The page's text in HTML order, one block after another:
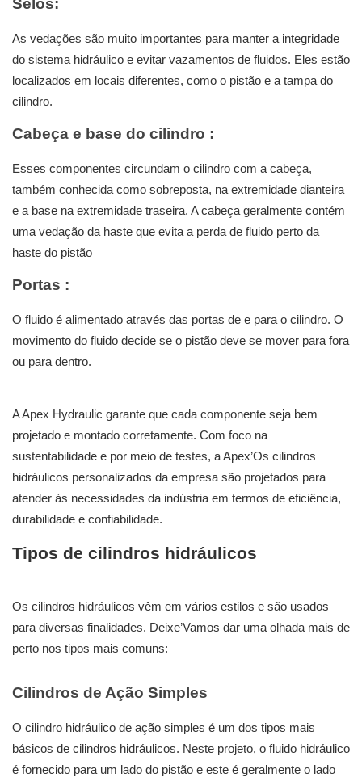
Selos:
As vedações são muito importantes para manter a integridade
do sistema hidráulico e evitar vazamentos de fluidos. Eles estão
localizados em locais diferentes, como o pistão e a tampa do
cilindro.
Cabeça e base do cilindro :
Esses componentes circundam o cilindro com a cabeça,
também conhecida como sobreposta, na extremidade dianteira
e a base na extremidade traseira. A cabeça geralmente contém
uma vedação da haste que evita a perda de fluido perto da
haste do pistão
Portas :
O fluido é alimentado através das portas de e para o cilindro. O
movimento do fluido decide se o pistão deve se mover para fora
ou para dentro.
A Apex Hydraulic garante que cada componente seja bem
projetado e montado corretamente. Com foco na
sustentabilidade e por meio de testes, a Apex’Os cilindros
hidráulicos personalizados da empresa são projetados para
atender às necessidades da indústria em termos de eficiência,
durabilidade e confiabilidade.
Tipos de cilindros hidráulicos
Os cilindros hidráulicos vêm em vários estilos e são usados ​​
para diversas finalidades. Deixe’Vamos dar uma olhada mais de
perto nos tipos mais comuns:
Cilindros de Ação Simples
O cilindro hidráulico de ação simples é um dos tipos mais
básicos de cilindros hidráulicos. Neste projeto, o fluido hidráulico
é fornecido para um lado do pistão e este é geralmente o lado